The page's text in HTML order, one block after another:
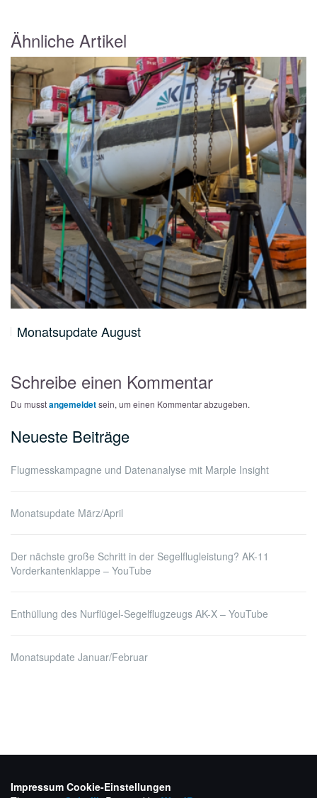
Ähnliche Artikel
Monatsupdate August
Schreibe einen Kommentar
Du musstangemeldetsein, um einen Kommentar abzugeben.
Neueste Beiträge
Flugmesskampagne und Datenanalyse mit Marple Insight
Monatsupdate März/April
Der nächste große Schritt in der Segelflugleistung? AK-11
Vorderkantenklappe – YouTube
Enthüllung des Nurflügel-Segelflugzeugs AK-X – YouTube
Monatsupdate Januar/Februar
Impressum Cookie-Einstellungen